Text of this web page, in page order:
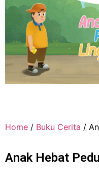
Home / Buku Cerita /
Anak Hebat